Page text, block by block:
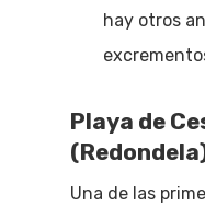
hay otros
Playa de
Una de las